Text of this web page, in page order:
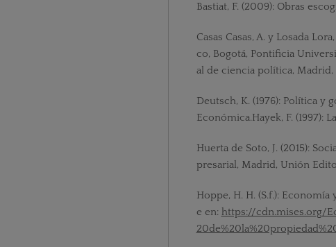
Bastiat, F. (2009): Obras
Casas Casas, A. y Losada
co, Bogotá, Pontificia
al de ciencia política,
Deutsch, K. (1976): Política y
Económica.Hayek, F. (1997):
Huerta de Soto, J. (2015):
presarial, Madrid, Unión
Hoppe, H. H. (S.f.):
e en: https://cdn.mises.org/